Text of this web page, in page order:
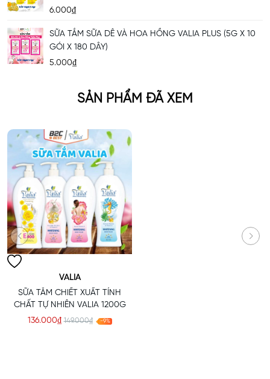
lịch.
Thành Phần Chính:Vitamin E 400, Chiết xuất Cam Thảo
(Glycyrrhiza Glabra), Chiết xuất Hoa Hồng (Rosa Centifolia).
hương thơm quyến rũtừ tinh dầu nước hoa Pháp cao cấp suốt cả
2. SỮA TẮM CHIẾT XUẤT
HẢI MÃ, TẢO BIỂN,
VITAMIN E
6.000₫
SỮA TẮM SỮA DÊ VÀ HOA HỒNG VALIA PLUS (5G X 10
GÓI X 180 DÂY)
5.000₫
SẢN PHẨM ĐÃ XEM
VALIA
SỮA TẮM CHIẾT XUẤT TÍNH
CHẤT TỰ NHIÊN VALIA 1200G
136.000₫ 149.000₫ -9%